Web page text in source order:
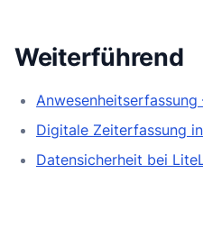
Weiterführend
Digitale Zeiterfassung
Datensicherheit bei